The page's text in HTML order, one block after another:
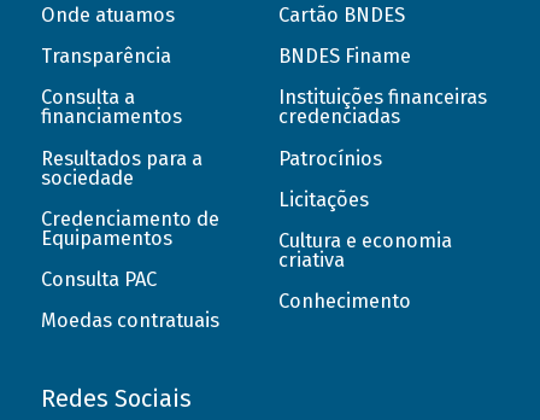
Onde atuamos
Transparência
Consulta a
financiamentos
Resultados para a
sociedade
Credenciamento de
Equipamentos
Consulta PAC
Moedas contratuais
Cartão BNDES
BNDES Finame
Instituições financeiras
credenciadas
Patrocínios
Licitações
Cultura e economia
criativa
Conhecimento
Redes Sociais